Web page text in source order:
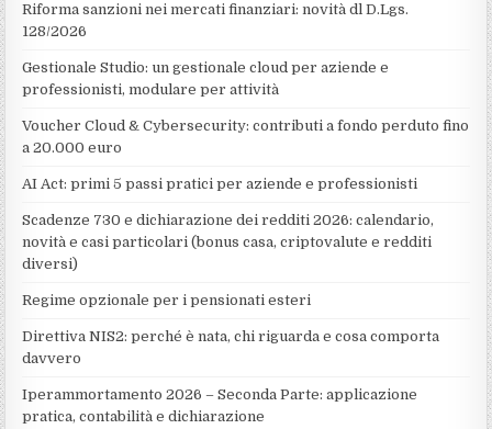
Riforma sanzioni nei mercati finanziari: novità dl D.Lgs.
128/2026
Gestionale Studio: un gestionale cloud per aziende e
professionisti, modulare per attività
Voucher Cloud & Cybersecurity: contributi a fondo perduto fino
a 20.000 euro
AI Act: primi 5 passi pratici per aziende e professionisti
Scadenze 730 e dichiarazione dei redditi 2026: calendario,
novità e casi particolari (bonus casa, criptovalute e redditi
diversi)
Regime opzionale per i pensionati esteri
Direttiva NIS2: perché è nata, chi riguarda e cosa comporta
davvero
Iperammortamento 2026 – Seconda Parte: applicazione
pratica, contabilità e dichiarazione